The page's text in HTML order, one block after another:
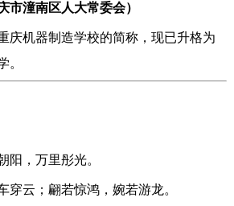
市潼南区人大常委会）
庆机器制造学校的简称，现已升格为
。
阳，万里彤光。
穿云；翩若惊鸿，婉若游龙。